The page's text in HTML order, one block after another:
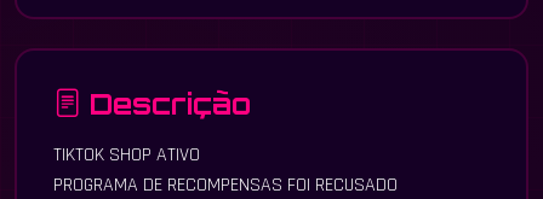
Descrição
TIKTOK SHOP ATIVO
PROGRAMA DE RECOMPENSAS FOI RECUSADO